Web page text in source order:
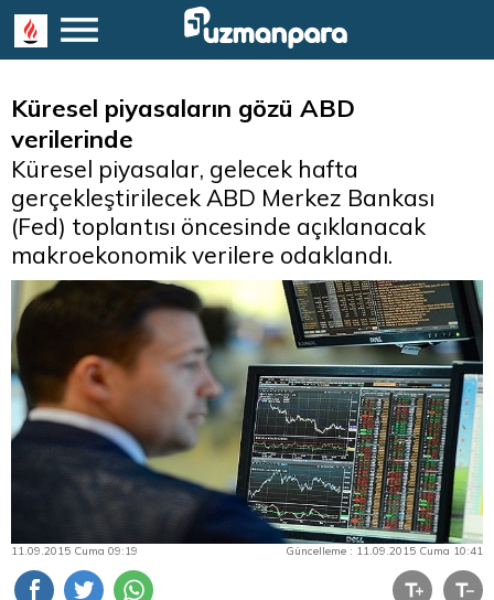
Küresel piyasaların gözü ABD
verilerinde
Küresel piyasalar, gelecek hafta
gerçekleştirilecek ABD Merkez Bankası
(Fed) toplantısı öncesinde açıklanacak
makroekonomik verilere odaklandı.
11.09.2015 Cuma 09:19 Güncelleme : 11.09.2015 Cuma 10:41